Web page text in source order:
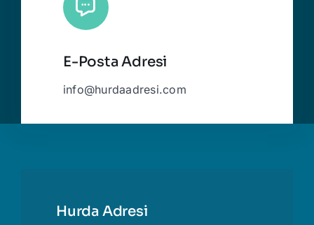
E-Posta Adresi
info@hurdaadresi.com
Hurda Adresi